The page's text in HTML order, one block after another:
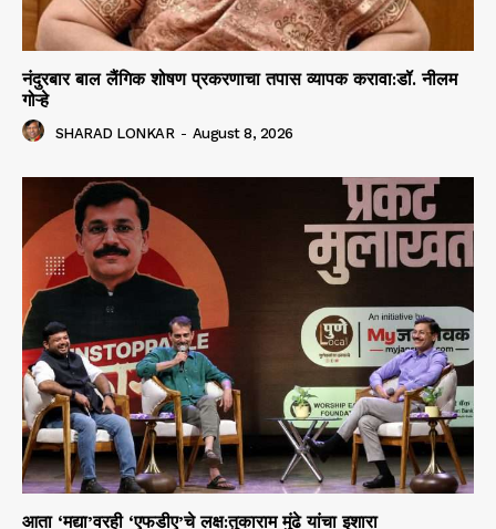
नंदुरबार बाल लैंगिक शोषण प्रकरणाचा तपास व्यापक करावा:डॉ. नीलम
गोऱ्हे
SHARAD LONKAR - August 8, 2026
आता ‘मद्या’वरही ‘एफडीए’चे लक्ष:तुकाराम मुंढे यांचा इशारा